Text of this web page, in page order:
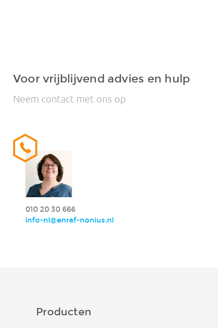
Voor vrijblijvend advies en hulp
Neem contact met ons op
010 20 30 666
info-nl@enraf-nonius.nl
Producten